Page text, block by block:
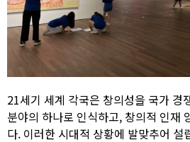
21세기 세계 각국은 창의성을 국가 경
분야의 하나로 인식하고, 창의적 인재
다. 이러한 시대적 상황에 발맞추어 설